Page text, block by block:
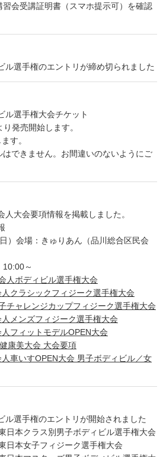
受講証明書（スマホ提示可）を確認
選手権のエントリが締め切られました
選手権大会チケット
売開始します。
す。
きません。お間違いのないようにご
大会要項情報を掲載しました。
場：きゅりあん（品川総合区民会
～
人ボディビル選手権大会
クラシックフィジーク選手権大会
チャレンジカップフィジーク選手権大会
メンズフィジーク選手権大会
フィットモデルOPEN大会
康美大会 大会要項
車いすOPEN大会 男子ボディビル／女
選手権のエントリが開始されました
ス別男子ボディビル選手権大会
フィジーク選手権大会